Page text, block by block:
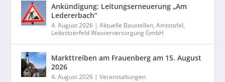
Ankündigung: Leitungserneuerung „Am
Ledererbach“
4. August 2026 |Aktuelle Baustellen,Amtstafel,
Leibnitzerfeld Wasserversorgung GmbH
Markttreiben am Frauenberg am 15. August
2026
4. August 2026 |Veranstaltungen